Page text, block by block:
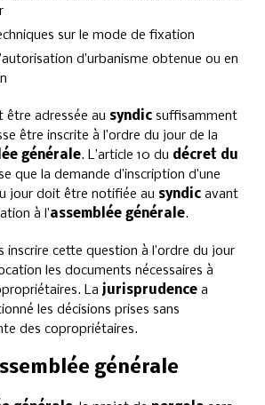
sur le mode de fixation
d’urbanisme obtenue ou en
être adressée au syndic suffisamment
être inscrite à l’ordre du jour de la
générale. L’article 10 du décret du
que la demande d’inscription d’une
jour doit être notifiée au syndic avant
à l’assemblée générale.
inscrire cette question à l’ordre du jour
les documents nécessaires à
La jurisprudence a
les décisions prises sans
des copropriétaires.
générale